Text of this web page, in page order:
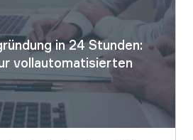
dem Allgemeinen
Die fortschreitende
in 24 Stunden:
vollautomatisierten